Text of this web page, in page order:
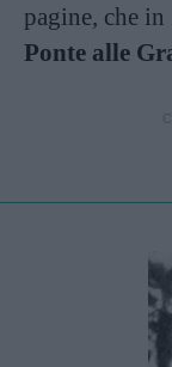
pagine, che
Ponte alle